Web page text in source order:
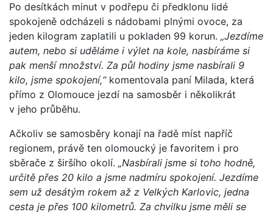
Po desítkách minut v podřepu či předklonu lidé
spokojeně odcházeli s nádobami plnými ovoce, za
jeden kilogram zaplatili u pokladen 99 korun. „Jezdíme
autem, nebo si uděláme i výlet na kole, nasbíráme si
pak menší množství. Za půl hodiny jsme nasbírali 9
kilo, jsme spokojení,“ komentovala paní Milada, která
přímo z Olomouce jezdí na samosběr i několikrát
v jeho průběhu.
Ačkoliv se samosběry konají na řadě míst napříč
regionem, právě ten olomoucký je favoritem i pro
sběrače z širšího okolí. „Nasbírali jsme si toho hodně,
určitě přes 20 kilo a jsme nadmíru spokojení. Jezdíme
sem už desátým rokem až z Velkých Karlovic, jedna
cesta je přes 100 kilometrů. Za chvilku jsme měli se